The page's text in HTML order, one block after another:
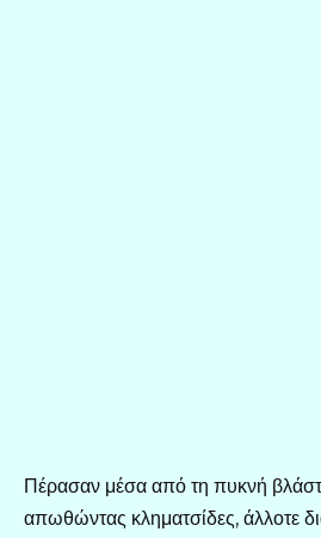
Πέρασαν μέσα από τη πυκνή
απωθώντας κληματσίδες, άλλοτε